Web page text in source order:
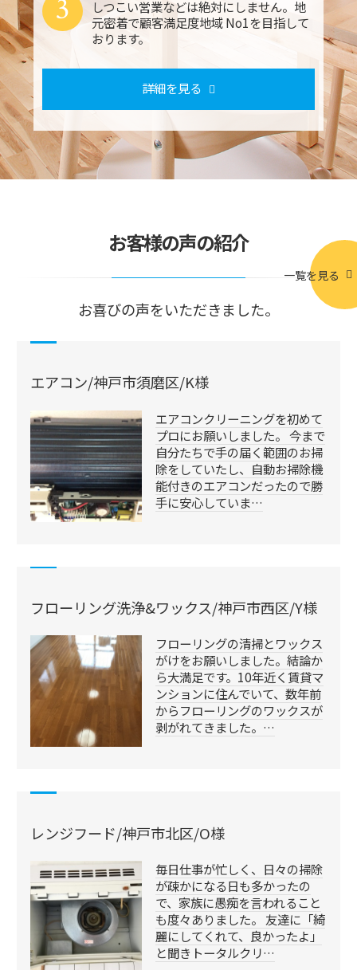
しつこい営業などは絶対にしません。地
元密着で顧客満足度地域 No1を目指して
おります。
3
詳細を見る
お客様の声の紹介
お喜びの声をいただきました。
一覧を見る
エアコン/神戸市須磨区/K様
エアコンクリーニングを初めて
プロにお願いしました。 今まで
自分たちで手の届く範囲のお掃
除をしていたし、自動お掃除機
能付きのエアコンだったので勝
手に安心していま…
フローリング洗浄&ワックス/神戸市西区/Y様
フローリングの清掃とワックス
がけをお願いしました。結論か
ら大満足です。10年近く賃貸マ
ンションに住んでいて、数年前
からフローリングのワックスが
剥がれてきました。…
レンジフード/神戸市北区/O様
毎日仕事が忙しく、日々の掃除
が疎かになる日も多かったの
で、家族に愚痴を言われること
も度々ありました。 友達に「綺
麗にしてくれて、良かったよ」
と聞きトータルクリ…